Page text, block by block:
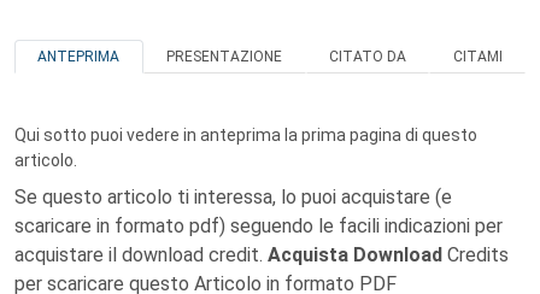
ANTEPRIMA PRESENTAZIONE CITATO DA CITAMI
Qui sotto puoi vedere in anteprima la prima pagina di questo
articolo.
Se questo articolo ti interessa, lo puoi acquistare (e
scaricare in formato pdf) seguendo le facili indicazioni per
acquistare il download credit. Acquista Download Credits
per scaricare questo Articolo in formato PDF